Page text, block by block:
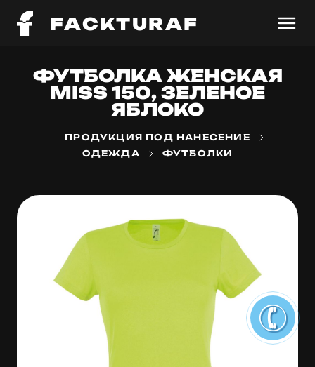
FACKTURAF
ФУТБОЛКА ЖЕНСКАЯ
MISS 150, ЗЕЛЕНОЕ
ЯБЛОКО
ПРОДУКЦИЯ ПОД НАНЕСЕНИЕ
ОДЕЖДА
ФУТБОЛКИ